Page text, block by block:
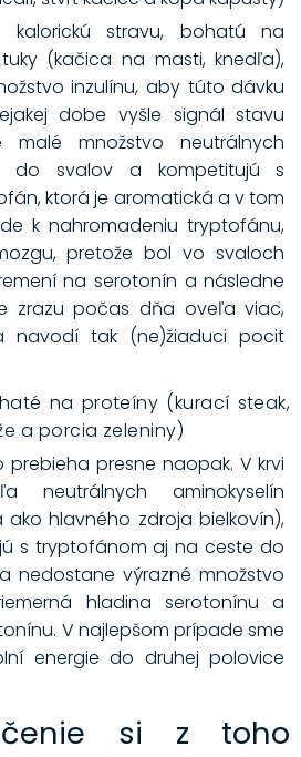
stravu, bohatú na
(kačica na masti, knedľa),
inzulínu, aby túto dávku
dobe vyšle signál stavu
malé množstvo neutrálnych
do svalov a kompetitujú s
ktorá je aromatická a v tom
k nahromadeniu tryptofánu,
pretože bol vo svaloch
na serotonín a následne
zrazu počas dňa oveľa viac,
tak (ne)žiaduci pocit
na proteíny (kurací steak,
a porcia zeleniny)
presne naopak. V krvi
neutrálnych aminokyselín
hlavného zdroja bielkovín),
s tryptofánom aj na ceste do
nedostane výrazné množstvo
hladina serotonínu a
V najlepšom prípade sme
energie do druhej polovice
si z toho